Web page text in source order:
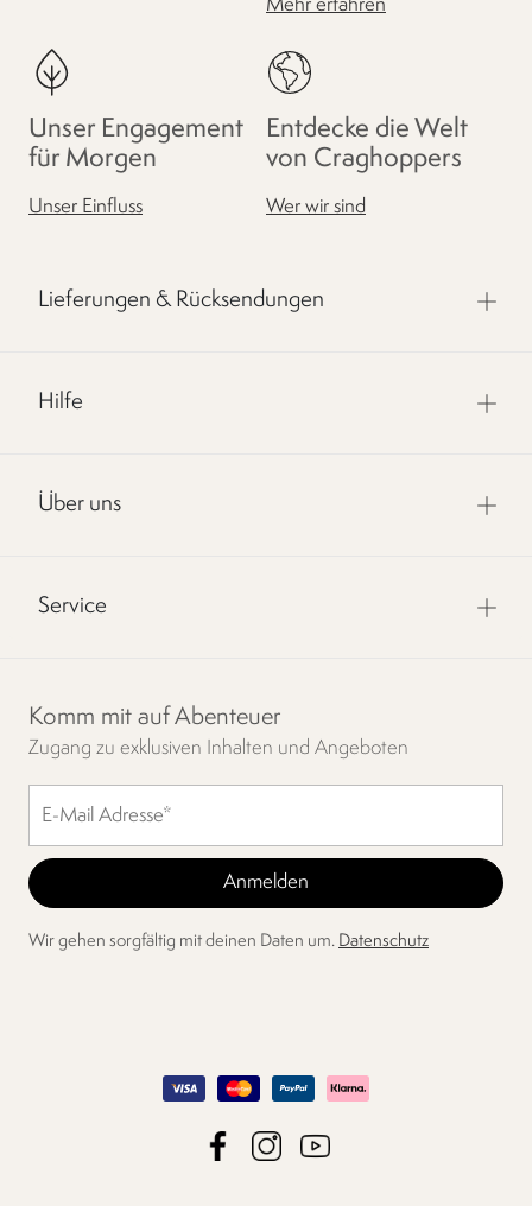
Mehr erfahren
Unser Engagement
für Morgen
Unser Einfluss
Entdecke die Welt
von Craghoppers
Wer wir sind
Lieferungen & Rücksendungen
Hilfe
Über uns
Service
Komm mit auf Abenteuer
Zugang zu exklusiven Inhalten und Angeboten
Wir gehen sorgfältig mit deinen Daten um. Datenschutz